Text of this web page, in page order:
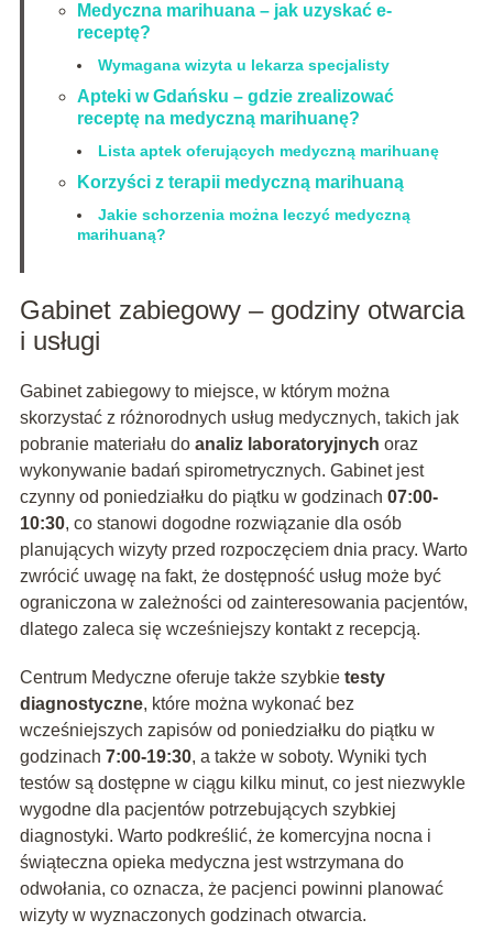
Medyczna marihuana – jak uzyskać e-
receptę?
Wymagana wizyta u lekarza specjalisty
Apteki w Gdańsku – gdzie zrealizować
receptę na medyczną marihuanę?
Lista aptek oferujących medyczną marihuanę
Korzyści z terapii medyczną marihuaną
Jakie schorzenia można leczyć medyczną
marihuaną?
Gabinet zabiegowy – godziny otwarcia
i usługi
Gabinet zabiegowy to miejsce, w którym można
skorzystać z różnorodnych usług medycznych, takich jak
pobranie materiału do analiz laboratoryjnych oraz
wykonywanie badań spirometrycznych. Gabinet jest
czynny od poniedziałku do piątku w godzinach 07:00-
10:30, co stanowi dogodne rozwiązanie dla osób
planujących wizyty przed rozpoczęciem dnia pracy. Warto
zwrócić uwagę na fakt, że dostępność usług może być
ograniczona w zależności od zainteresowania pacjentów,
dlatego zaleca się wcześniejszy kontakt z recepcją.
Centrum Medyczne oferuje także szybkie testy
diagnostyczne, które można wykonać bez
wcześniejszych zapisów od poniedziałku do piątku w
godzinach 7:00-19:30, a także w soboty. Wyniki tych
testów są dostępne w ciągu kilku minut, co jest niezwykle
wygodne dla pacjentów potrzebujących szybkiej
diagnostyki. Warto podkreślić, że komercyjna nocna i
świąteczna opieka medyczna jest wstrzymana do
odwołania, co oznacza, że pacjenci powinni planować
wizyty w wyznaczonych godzinach otwarcia.